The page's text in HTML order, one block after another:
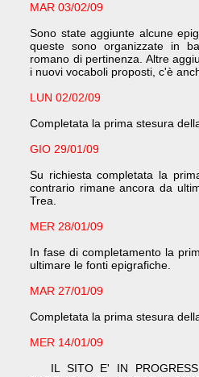
MAR 03/02/09
Sono state aggiunte alcune
queste sono organizzate in
romano di pertinenza. Altre
i nuovi vocaboli proposti, c'è
LUN 02/02/09
Completata la prima stesura
GIO 29/01/09
Su richiesta completata la
contrario rimane ancora da
Trea.
MER 28/01/09
In fase di completamento la
ultimare le fonti epigrafiche.
MAR 27/01/09
Completata la prima stesura
MER 14/01/09
IL SITO E' IN